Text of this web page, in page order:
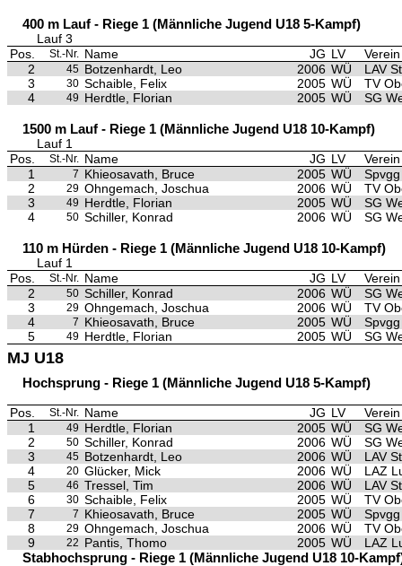
400 m Lauf - Riege 1 (Männliche Jugend U18 5-Kampf)
Lauf 3
Pos.
St.-Nr. Name JG LV
Verein
2
45 Botzenhardt, Leo 2006 WÜ
LAV
3
30 Schaible, Felix 2005 WÜ
TV
4
49 Herdtle, Florian 2005 WÜ SG
1500 m Lauf - Riege 1 (Männliche Jugend U18 10-Kampf)
Lauf 1
Pos.
St.-Nr. Name JG LV
Verein
1
7 Khieosavath, Bruce 2005 WÜ
2
29 Ohngemach, Joschua 2006 WÜ
TV
3
49 Herdtle, Florian 2005 WÜ
SG
4
50 Schiller, Konrad 2006 WÜ SG
110 m Hürden - Riege 1 (Männliche Jugend U18 10-Kampf)
Lauf 1
Pos.
St.-Nr. Name JG LV
Verein
2
50 Schiller, Konrad 2006 WÜ
SG
3
29 Ohngemach, Joschua 2006 WÜ
TV
4
7 Khieosavath, Bruce 2005 WÜ
5
49 Herdtle, Florian 2005 WÜ SG
MJ U18
Hochsprung - Riege 1 (Männliche Jugend U18 5-Kampf)
Pos. St.-Nr. Name JG LV
Verein
1
49 Herdtle, Florian 2005 WÜ
SG
2
50 Schiller, Konrad 2006 WÜ
SG
3
45 Botzenhardt, Leo 2006 WÜ
LAV
4
20 Glücker, Mick 2006 WÜ
LAZ
5
46 Tressel, Tim 2006 WÜ
LAV
6
30 Schaible, Felix 2005 WÜ
TV
7
7 Khieosavath, Bruce 2005 WÜ
8
29 Ohngemach, Joschua 2006 WÜ
TV
9
22 Pantis, Thomo 2005 WÜ LAZ
Stabhochsprung - Riege 1 (Männliche Jugend U18 10-